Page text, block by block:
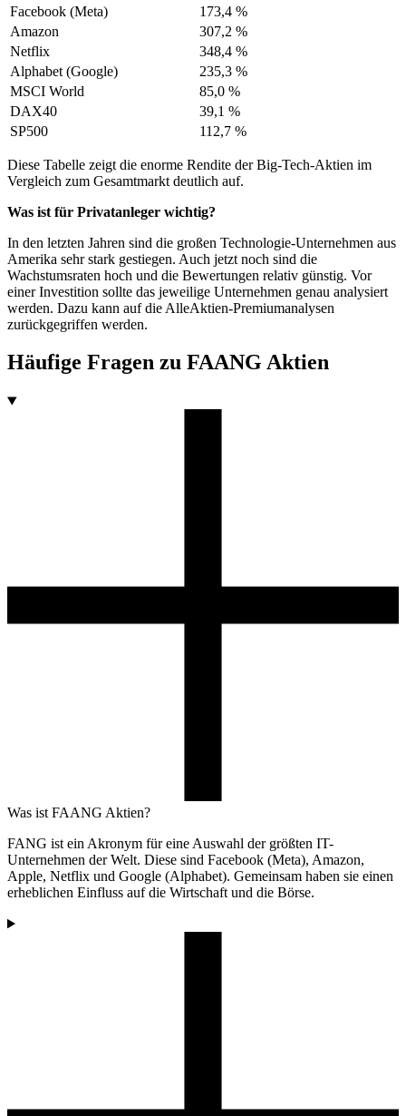
Facebook (Meta)
173,4 %
Amazon
307,2 %
Netflix
348,4 %
Alphabet (Google)
235,3 %
MSCI World
85,0 %
DAX40
39,1 %
SP500
112,7 %
Diese Tabelle zeigt die enorme Rendite der Big-Tech-Aktien im
Vergleich zum Gesamtmarkt deutlich auf.
Was ist für Privatanleger wichtig?
In den letzten Jahren sind die großen Technologie-Unternehmen aus
Amerika sehr stark gestiegen. Auch jetzt noch sind die
Wachstumsraten hoch und die Bewertungen relativ günstig. Vor
einer Investition sollte das jeweilige Unternehmen genau analysiert
werden. Dazu kann auf die AlleAktien-Premiumanalysen
zurückgegriffen werden.
Häufige Fragen zu FAANG Aktien
Was ist FAANG Aktien?
FANG ist ein Akronym für eine Auswahl der größten IT-
Unternehmen der Welt. Diese sind Facebook (Meta), Amazon,
Apple, Netflix und Google (Alphabet). Gemeinsam haben sie einen
erheblichen Einfluss auf die Wirtschaft und die Börse.